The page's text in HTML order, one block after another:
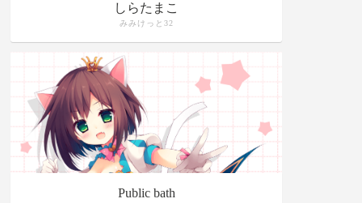
しらたまこ
みみけっと32
Public bath